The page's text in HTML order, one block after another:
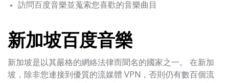
訪問百度音樂並蒐索您喜歡的音樂曲目
新加坡百度音樂
新加坡是以其嚴格的網絡法律而聞名的國家之一。 在新加
坡，除非您連接到優質的流媒體 VPN，否則仍有數百個流